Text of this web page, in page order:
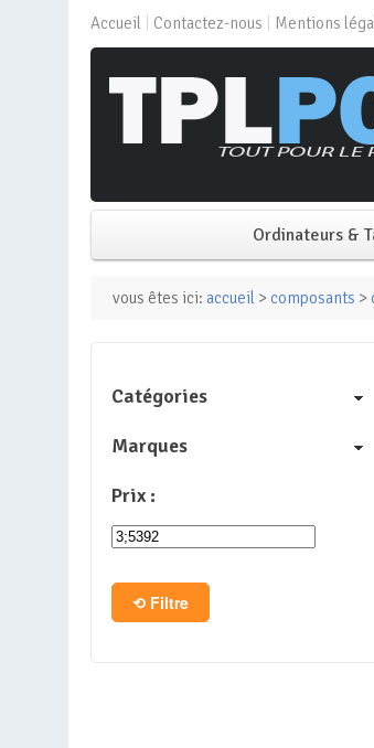
Accueil Contactez-nous Mentions
Ordinateurs &
PC de bureau
Mini PC
PC Tout-en-un
Tablettes
vous êtes ici: accueil > composants >
Catégories
Marques
Prix :
Filtre